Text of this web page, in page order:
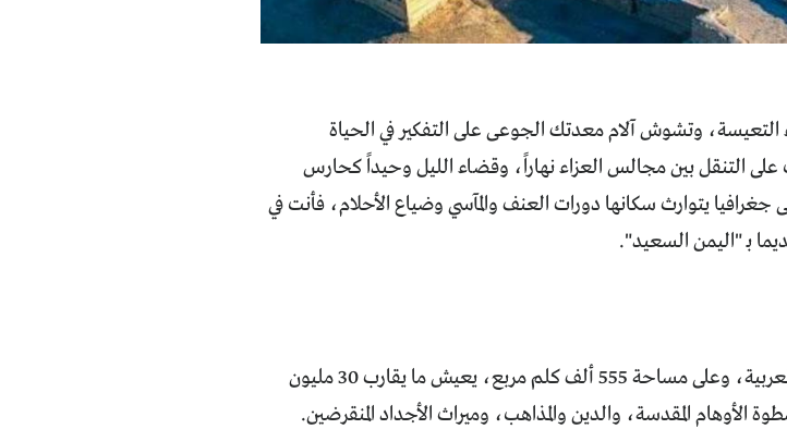
التعيسة، وتشوش آلام معدتك الجوعى على التفكير في الحياة
التنقل بين مجالس العزاء نهاراً، وقضاء الليل وحيداً كحارس
يتوارث سكانها دورات العنف والمآسي وضياع الأحلام، فأنت في
بـ "اليمن السعيد".
في الركن الجنوبي الغربي لشبه الجزيرة العربية، وعلى مساحة 555 ألف كلم مربع، يعيش ما يقارب 30 مليون
المقدسة، والدين والمذاهب، وميراث الأجداد المنقرضين.